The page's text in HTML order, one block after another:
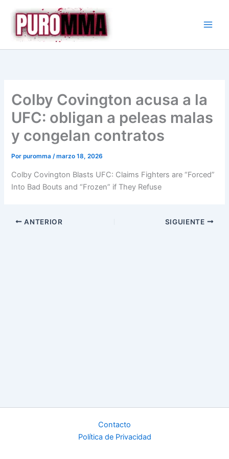
contenido
Colby Covington acusa a la
UFC: obligan a peleas malas
y congelan contratos
Porpuromma/marzo 18, 2026
Colby Covington Blasts UFC: Claims Fighters are “Forced”
Into Bad Bouts and “Frozen” if They Refuse
ANTERIOR SIGUIENTE
Contacto
Política de Privacidad